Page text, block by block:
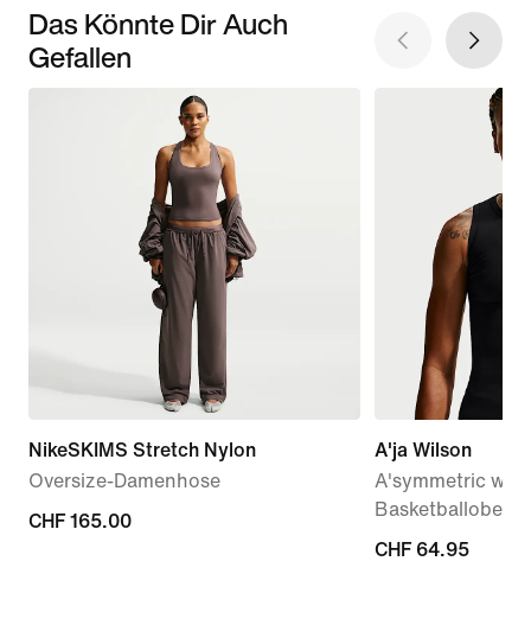
Das Könnte Dir Auch
Gefallen
NikeSKIMS Stretch Nylon
Oversize-Damenhose
CHF 165.00
CHF 165.00
A'ja Wilson
A'symmetric
CHF 64.95
CHF 64.95